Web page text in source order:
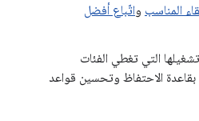
المناسب واتّباع أفضل
التي تغطي الفئات
بقاعدة الاحتفاظ وتحسين قواعد